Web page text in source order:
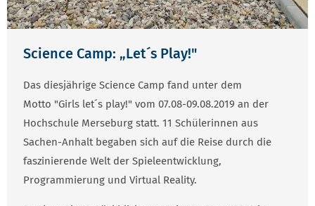
Science Camp: „Let´s Play!"
Das diesjährige Science Camp fand unter dem
Motto "Girls let´s play!" vom 07.08-09.08.2019 an der
Hochschule Merseburg statt. 11 Schülerinnen aus
Sachen-Anhalt begaben sich auf die Reise durch die
faszinierende Welt der Spieleentwicklung,
Programmierung und Virtual Reality.